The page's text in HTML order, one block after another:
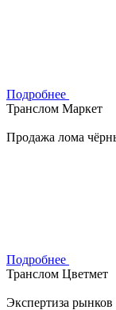
Подробнее
Транслом Маркет
Продажа лома
Подробнее
Транслом Цветмет
Экспертиза